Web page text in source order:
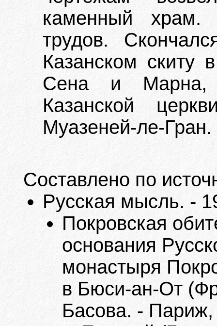
каменный храм.
трудов.
Казанском скиту
Сена и Марна,
Казанской
Муазеней-ле-Гран.
Составлено по
Русская мысль. -
Покровская
основания
монастыря
в Бюси-ан-От
Басова. -